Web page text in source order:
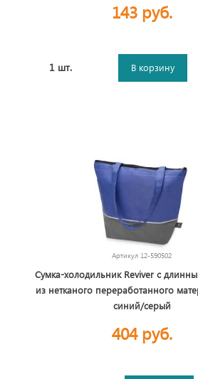
143 руб.
1 шт. В корзину
Артикул 12-590502
Сумка-холодильник Reviver с
из нетканого переработанного
синий/серый
404 руб.